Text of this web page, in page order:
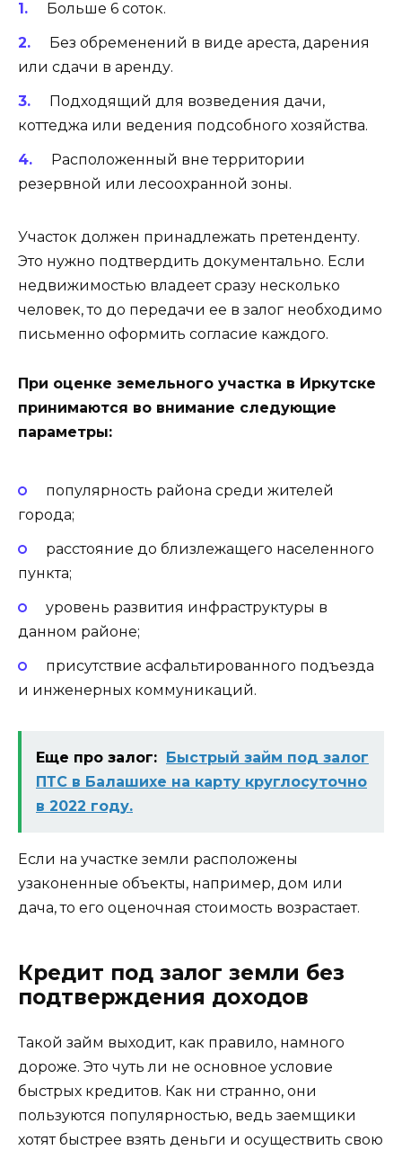
Больше 6 соток.
Без обременений в виде ареста, дарения
или сдачи в аренду.
Подходящий для возведения дачи,
коттеджа или ведения подсобного хозяйства.
Расположенный вне территории
резервной или лесоохранной зоны.
Участок должен принадлежать претенденту.
Это нужно подтвердить документально. Если
недвижимостью владеет сразу несколько
человек, то до передачи ее в залог необходимо
письменно оформить согласие каждого.
При оценке земельного участка в Иркутске
принимаются во внимание следующие
параметры:
популярность района среди жителей
города;
расстояние до близлежащего населенного
пункта;
уровень развития инфраструктуры в
данном районе;
присутствие асфальтированного подъезда
и инженерных коммуникаций.
Еще про залог:
Быстрый займ под залог
ПТС в Балашихе на карту круглосуточно
в 2022 году.
Если на участке земли расположены
узаконенные объекты, например, дом или
дача, то его оценочная стоимость возрастает.
Кредит под залог земли без
подтверждения доходов
Такой займ выходит, как правило, намного
дороже. Это чуть ли не основное условие
быстрых кредитов. Как ни странно, они
пользуются популярностью, ведь заемщики
хотят быстрее взять деньги и осуществить свою